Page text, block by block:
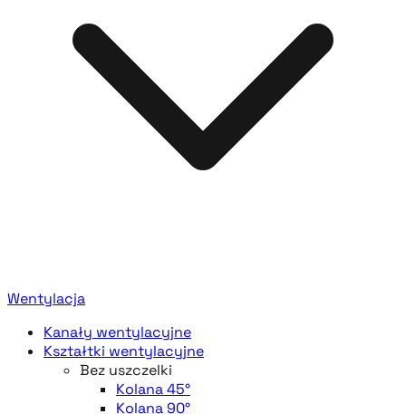
Wentylacja
Kanały wentylacyjne
Kształtki wentylacyjne
Bez uszczelki
Kolana 45°
Kolana 90°